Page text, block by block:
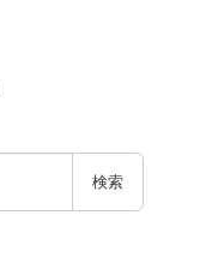
検索